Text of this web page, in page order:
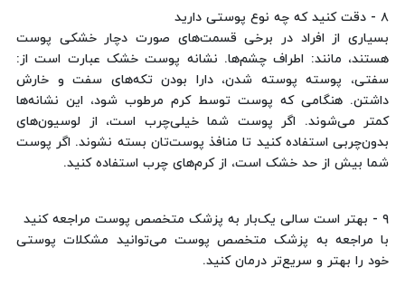
۸ - دقت کنید که چه نوع پوستی دارید
بسیاری از افراد در برخی قسمت‌های صورت دچار خشکی پوست
هستند، مانند: اطراف چشم‌ها. نشانه پوست خشک عبارت است از:
سفتی، پوسته پوسته شدن، دارا بودن تکه‌های سفت و خارش
داشتن. هنگامی که پوست توسط کرم مرطوب شود، این نشانه‌ها
کمتر می‌شوند. اگر پوست شما خیلی‌چرب است، از لوسیون‌های
بدون‌چربی استفاده کنید تا منافذ پوست‌تان بسته نشوند. اگر پوست
شما بیش از حد خشک است، از کرم‌های چرب استفاده کنید.
۹ - بهتر است سالی یک‌بار به پزشک متخصص پوست مراجعه کنید
با مراجعه به پزشک متخصص پوست می‌توانید مشکلات پوستی
خود را بهتر و سریع‌تر درمان کنید.